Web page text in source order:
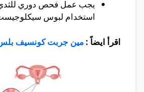
يجب عمل فحص دوري للثدي
استخدام لبوس
اقرأ ايضاً : مين جربت كونسيف